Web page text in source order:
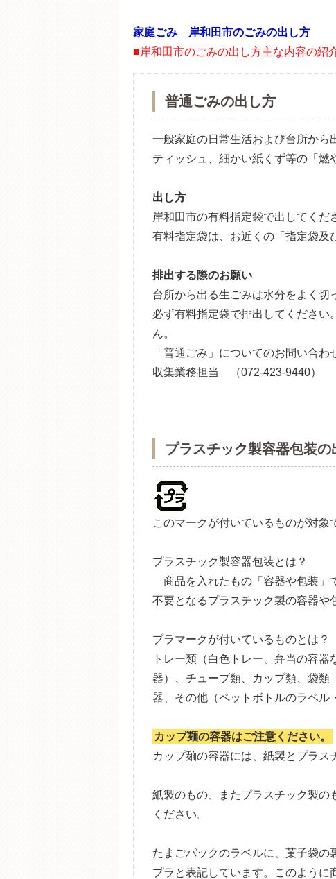
家庭ごみ 岸和田市のごみの出し方
■岸和田市のごみの出し方主な内容の紹
普通ごみの出し方
一般家庭の日常生活および台所から
ティッシュ、細かい紙くず等の「燃
出し方
岸和田市の有料指定袋で出してくだ
有料指定袋は、お近くの「指定袋及
排出する際のお願い
台所から出る生ごみは水分をよく切
必ず有料指定袋で排出してくださ
ん。
「普通ごみ」についてのお問い合わ
収集業務担当 （072-423-9440）
プラスチック製容器包装の
このマークが付いているものが対象
プラスチック製容器包装とは？
商品を入れたもの「容器や包装」
不要となるプラスチック製の容器や
プラマークが付いているものとは？
トレー類（白色トレー、弁当の容
器）、チューブ類、カップ類、袋類
器、その他（ペットボトルのラベル
カップ麺の容器はご注意ください。
カップ麺の容器には、紙製とプラス
紙製のもの、またプラスチック製の
ください。
たまごパックのラベルに、菓子袋
プラと表記しています。このように